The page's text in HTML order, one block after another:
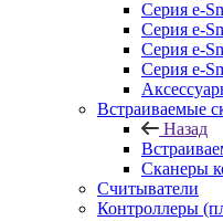
Серия e-
Серия e-
Серия e-
Серия e-
Встраиваемые
Назад
Сканеры
Считыватели
Контроллеры